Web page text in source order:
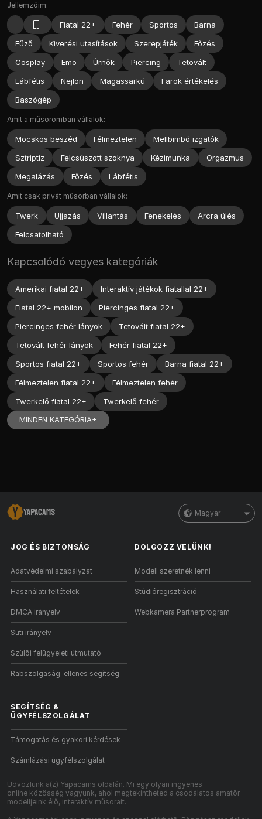
Jellemzőim:
Fiatal 22+ Fehér Sportos
Barna
Fűző
Kiverési utasítások Szerepjáték
Főzés
Cosplay
Emo Úrnők Piercing
Tetovált
Lábfétis
Nejlon Magassarkú
Farok értékelés
Baszógép
Amit a műsoromban vállalok:
Mocskos beszéd Félmeztelen
Mellbimbó izgatók
Sztriptíz
Felcsúszott szoknya Kézimunka
Orgazmus
Megalázás
Főzés Lábfétis
Amit csak privát műsorban vállalok:
Twerk Ujjazás Villantás Fenekelés
Arcra ülés
Felcsatolható
Kapcsolódó vegyes kategóriák
Amerikai fiatal 22+
Interaktív játékok fiatallal 22+
Fiatal 22+ mobilon
Piercinges fiatal 22+
Piercinges fehér lányok
Tetovált fiatal 22+
Tetovált fehér lányok
Fehér fiatal 22+
Sportos fiatal 22+
Sportos fehér
Barna fiatal 22+
Félmeztelen fiatal 22+
Félmeztelen fehér
Twerkelő fiatal 22+
Twerkelő fehér
MINDEN KATEGÓRIA+
Magyar
JOG ÉS BIZTONSÁG
Adatvédelmi szabályzat
Használati feltételek
DMCA irányelv
Süti irányelv
Szülői felügyeleti útmutató
Rabszolgaság-ellenes segítség
DOLGOZZ VELÜNK!
Modell szeretnék lenni
Stúdióregisztráció
Webkamera Partnerprogram
SEGÍTSÉG &
ÜGYFÉLSZOLGÁLAT
Támogatás és gyakori kérdések
Számlázási ügyfélszolgálat
Üdvözlünk a(z) Yapacams oldalán. Mi egy olyan ingyenes
online közösség vagyunk, ahol megtekintheted a csodálatos amatőr
modelljeink élő, interaktív műsorait.